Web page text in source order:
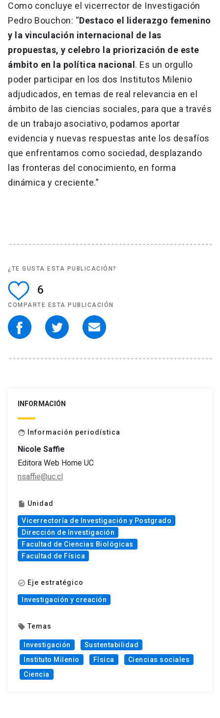
Como concluye el vicerrector de Investigación
Pedro Bouchon: “Destaco el liderazgo femenino
y la vinculación internacional de las
propuestas, y celebro la priorización de este
ámbito en la política nacional . Es un orgullo
poder participar en los dos Institutos Milenio
adjudicados, en temas de real relevancia en el
ámbito de las ciencias sociales, para que a través
de un trabajo asociativo, podamos aportar
evidencia y nuevas respuestas ante los desafíos
que enfrentamos como sociedad, desplazando
las fronteras del conocimiento, en forma
dinámica y creciente.”
¿TE GUSTA ESTA PUBLICACIÓN?
6
COMPARTE ESTA PUBLICACIÓN
INFORMACIÓN
face Información periodística
Nicole Saffie
Editora Web Home UC
nsaffie@uc.cl
insert_drive_file Unidad
Vicerrectoría de Investigación y Postgrado
Dirección de Investigación
Facultad de Ciencias Biológicas
Facultad de Física
check_circle_outline Eje estratégico
Investigación y creación
local_offer Temas
Investigación
Sustentabilidad
Instituto Milenio
Física
Ciencias sociales
Ciencia